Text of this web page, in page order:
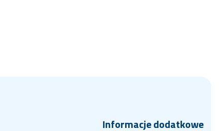
Informacje dodatkowe